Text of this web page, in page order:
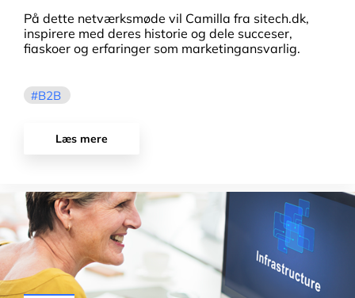
På dette netværksmøde vil Camilla fra sitech.dk,
inspirere med deres historie og dele succeser,
fiaskoer og erfaringer som marketingansvarlig.
B2B
Læs mere